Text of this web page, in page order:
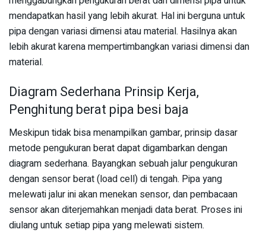
mendapatkan hasil yang lebih akurat. Hal ini berguna untuk
pipa dengan variasi dimensi atau material. Hasilnya akan
lebih akurat karena mempertimbangkan variasi dimensi dan
material.
Diagram Sederhana Prinsip Kerja,
Penghitung berat pipa besi baja
Meskipun tidak bisa menampilkan gambar, prinsip dasar
metode pengukuran berat dapat digambarkan dengan
diagram sederhana. Bayangkan sebuah jalur pengukuran
dengan sensor berat (load cell) di tengah. Pipa yang
melewati jalur ini akan menekan sensor, dan pembacaan
sensor akan diterjemahkan menjadi data berat. Proses ini
diulang untuk setiap pipa yang melewati sistem.